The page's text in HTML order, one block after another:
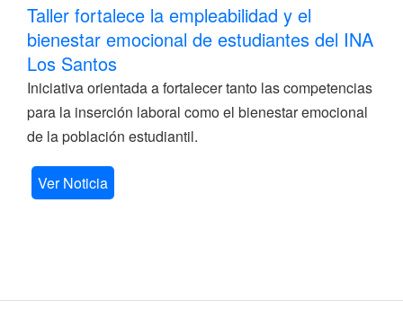
Taller fortalece la empleabilidad y el
bienestar emocional de estudiantes del INA
Los Santos
Iniciativa orientada a fortalecer tanto las competencias
para la inserción laboral como el bienestar emocional
de la población estudiantil.
Ver Noticia